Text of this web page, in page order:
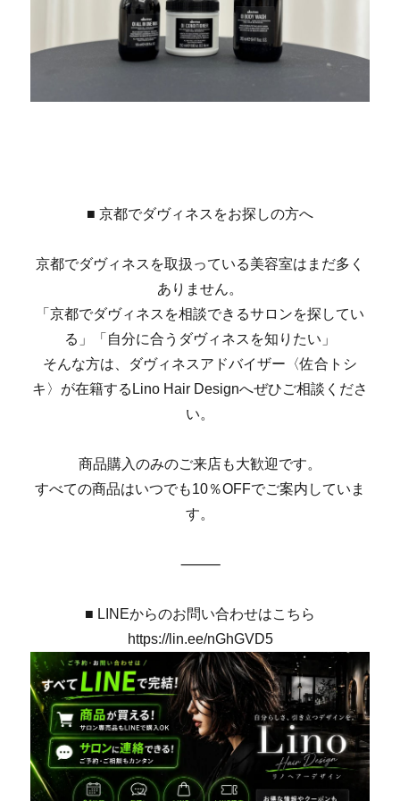
■ 京都でダヴィネスをお探しの方へ
京都でダヴィネスを取扱っている美容室はまだ多く
ありません。
「京都でダヴィネスを相談できるサロンを探してい
る」「自分に合うダヴィネスを知りたい」
そんな方は、ダヴィネスアドバイザー〈佐合トシ
キ〉が在籍するLino Hair Designへぜひご相談くださ
い。
商品購入のみのご来店も大歓迎です。
すべての商品はいつでも10％OFFでご案内していま
す。
⸻
■ LINEからのお問い合わせはこちら
https://lin.ee/nGhGVD5